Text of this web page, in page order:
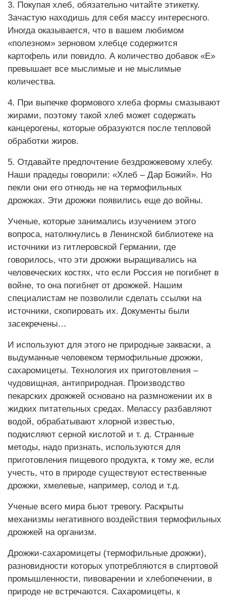
3. Покупая хлеб, обязательно читайте этикетку.
Зачастую находишь для себя массу интересного.
Иногда оказывается, что в вашем любимом
«полезном» зерновом хлебце содержится
картофель или повидло. А количество добавок «Е»
превышает все мыслимые и не мыслимые
количества.
4. При выпечке формового хлеба формы смазывают
жирами, поэтому такой хлеб может содержать
канцерогены, которые образуются после тепловой
обработки жиров.
5. Отдавайте предпочтение бездрожжевому хлебу.
Наши прадеды говорили: «Хлеб – Дар Божий». Но
пекли они его отнюдь не на термофильных
дрожжах. Эти дрожжи появились еще до войны.
Ученые, которые занимались изучением этого
вопроса, натолкнулись в Ленинской библиотеке на
источники из гитлеровской Германии, где
говорилось, что эти дрожжи выращивались на
человеческих костях, что если Россия не погибнет в
войне, то она погибнет от дрожжей. Нашим
специалистам не позволили сделать ссылки на
источники, скопировать их. Документы были
засекречены…
И используют для этого не природные закваски, а
выдуманные человеком термофильные дрожжи,
сахаромицеты. Технология их приготовления –
чудовищная, антиприродная. Производство
пекарских дрожжей основано на размножении их в
жидких питательных средах. Мелассу разбавляют
водой, обрабатывают хлорной известью,
подкисляют серной кислотой и т. д. Странные
методы, надо признать, используются для
приготовления пищевого продукта, к тому же, если
учесть, что в природе существуют естественные
дрожжи, хмелевые, например, солод и т.д.
Ученые всего мира бьют тревогу. Раскрыты
механизмы негативного воздействия термофильных
дрожжей на организм.
Дрожжи-сахаромицеты (термофильные дрожжи),
разновидности которых употребляются в спиртовой
промышленности, пивоварении и хлебопечении, в
природе не встречаются. Сахаромицеты, к